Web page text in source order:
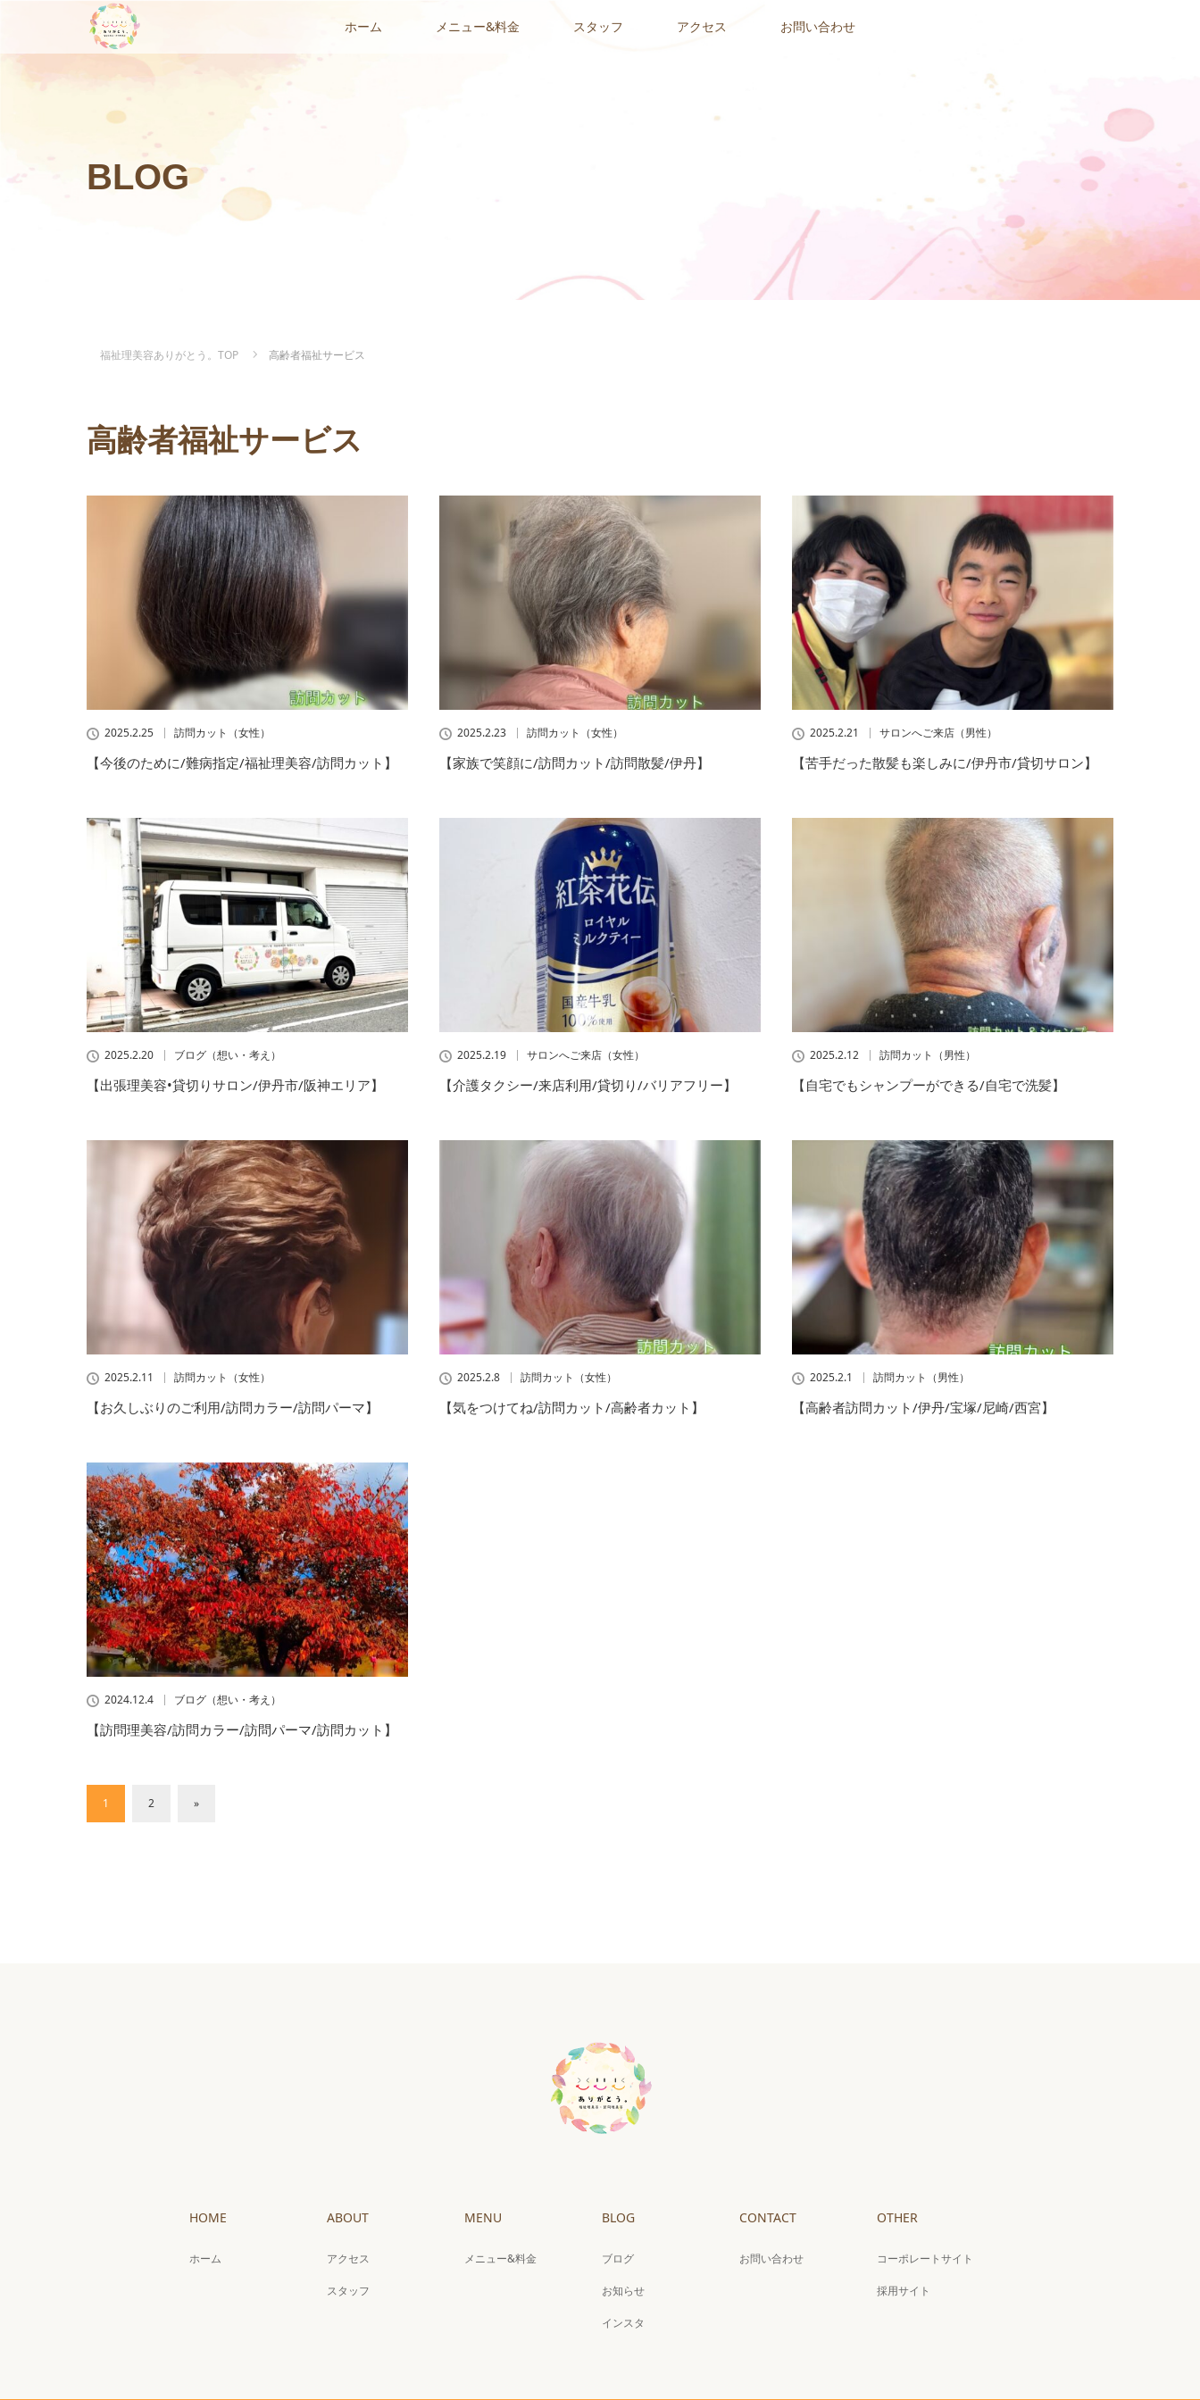
ホーム メニュー&料金 スタッフ アクセス お問い合わせ
BLOG
福祉理美容ありがとう。TOP 高齢者福祉サービス
高齢者福祉サービス
2025.2.25 訪問カット（女性）
【今後のために/難病指定/福祉理美容/訪問カット】
2025.2.23 訪問カット（女性）
【家族で笑顔に/訪問カット/訪問散髪/伊丹】
2025.2.21 サロンへご来店（男性）
【苦手だった散髪も楽しみに/伊丹市/貸切サロン】
2025.2.20 ブログ（想い・考え）
【出張理美容•貸切りサロン/伊丹市/阪神エリア】
2025.2.19 サロンへご来店（女性）
【介護タクシー/来店利用/貸切り/バリアフリー】
2025.2.12 訪問カット（男性）
【自宅でもシャンプーができる/自宅で洗髪】
2025.2.11 訪問カット（女性）
【お久しぶりのご利用/訪問カラー/訪問パーマ】
2025.2.8 訪問カット（女性）
【気をつけてね/訪問カット/高齢者カット】
2025.2.1 訪問カット（男性）
【高齢者訪問カット/伊丹/宝塚/尼崎/西宮】
2024.12.4 ブログ（想い・考え）
【訪問理美容/訪問カラー/訪問パーマ/訪問カット】
1 2 »
HOME
ホーム
ABOUT
アクセス
スタッフ
MENU
メニュー&料金
BLOG
ブログ
お知らせ
インスタ
CONTACT
お問い合わせ
OTHER
コーポレートサイト
採用サイト